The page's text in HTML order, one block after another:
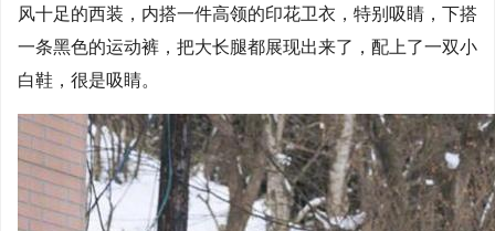
风十足的西装，内搭一件高领的印花卫衣，特别吸睛，下搭
一条黑色的运动裤，把大长腿都展现出来了，配上了一双小
白鞋，很是吸睛。